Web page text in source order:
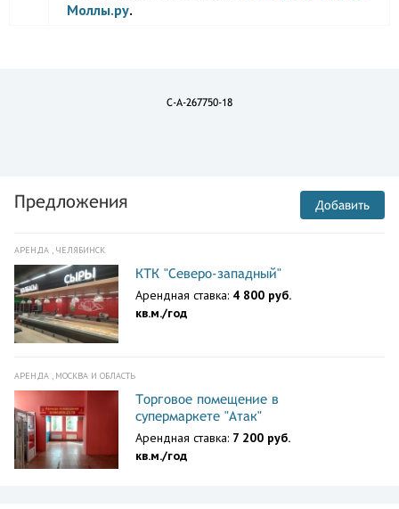
Моллы.ру.
C-A-267750-18
Предложения Добавить
АРЕНДА , ЧЕЛЯБИНСК
КТК "Северо-западный"
Арендная ставка: 4 800 руб.
кв.м./год
АРЕНДА , МОСКВА И ОБЛАСТЬ
Торговое помещение в
супермаркете "Атак"
Арендная ставка: 7 200 руб.
кв.м./год